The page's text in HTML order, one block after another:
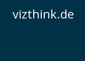
vizthink.de